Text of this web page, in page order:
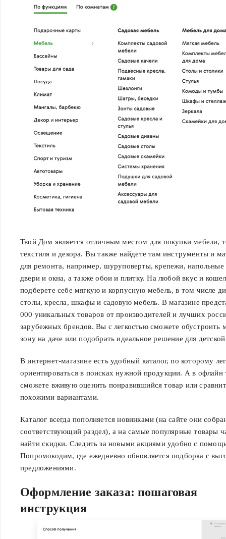
Твой Дом является отличным местом для покупки мебели,
текстиля и декора. Вы также найдете там инструменты и
для ремонта, например, шуруповерты, крепежи, напольные
двери и окна, а также обои и плитку. На любой вкус и
подберете себе мягкую и корпусную мебель, в том числе
столы, кресла, шкафы и садовую мебель. В магазине
000 уникальных товаров от производителей и лучших
зарубежных брендов. Вы с легкостью сможете обустроить
зону на даче или подобрать идеальное решение для
В интернет-магазине есть удобный каталог, по которому
ориентироваться в поисках нужной продукции. А в офлайн
сможете вживую оценить понравившийся товар или
похожими вариантами.
Каталог всегда пополняется новинками (на сайте они
соответствующий раздел), а на самые популярные товары
найти скидки. Следить за новыми акциями удобно с
Попромокодим, где ежедневно обновляется подборка с
предложениями.
Оформление заказа: пошаговая
инструкция